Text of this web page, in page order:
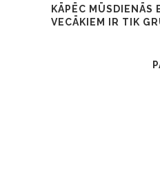
KĀPĒC MŪSDIENĀS
VECĀKIEM IR TIK